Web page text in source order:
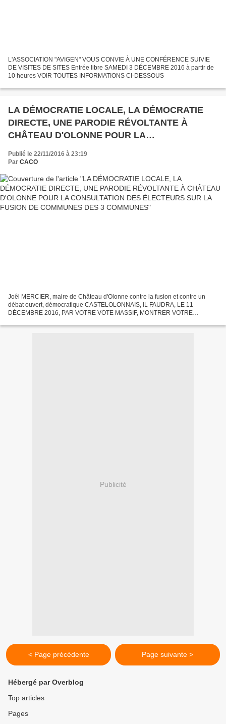
L'ASSOCIATION "AVIGEN" VOUS CONVIE À UNE CONFÉRENCE SUIVIE
DE VISITES DE SITES Entrée libre SAMEDI 3 DÉCEMBRE 2016 à partir de
10 heures VOIR TOUTES INFORMATIONS CI-DESSOUS
LA DÉMOCRATIE LOCALE, LA DÉMOCRATIE
DIRECTE, UNE PARODIE RÉVOLTANTE À
CHÂTEAU D'OLONNE POUR LA
FUSION DE COMMUNES DES 3 COMMUNES
Publié le 22/11/2016 à 23:19
Par CACO
Joêl MERCIER, maire de Château d'Olonne contre la fusion et contre un
débat ouvert, démocratique CASTELOLONNAIS, IL FAUDRA, LE 11
DÉCEMBRE 2016, PAR VOTRE VOTE MASSIF, MONTRER VOTRE
SI LE MAIRE...
Publicité
< Page précédente Page suivante >
Hébergé par Overblog
Top articles
Pages